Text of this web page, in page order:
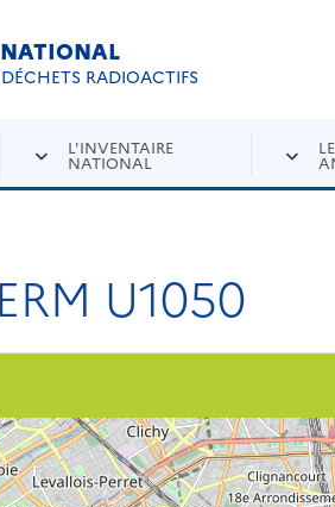
RADIOACTIFS
L'INVENTAIRE
NATIONAL
U1050